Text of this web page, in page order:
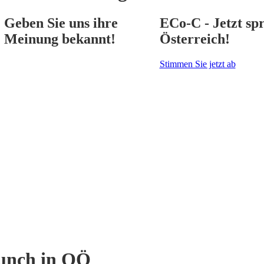
Geben Sie uns ihre
Meinung bekannt!
ECo-C - Jetzt
Österreich!
Stimmen Sie jetzt ab
in OÖ